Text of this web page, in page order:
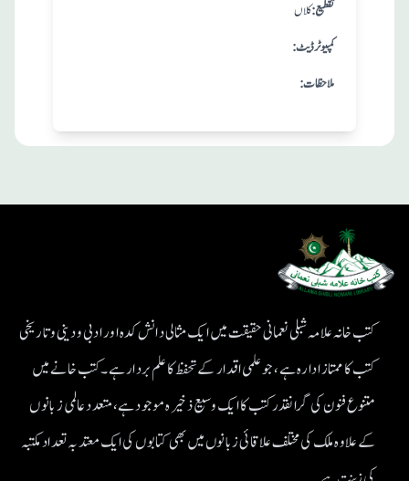
کلاں :تقطيع
:کمپیوٹر ڈیٹ
:ملاحظات
کتب خانہ علامہ شبلی نعمانی حقیقت میں ایک مثالی دانش کدہ اور ادبی ودینی و تاریخی
کتب کا ممتاز ادارہ ہے، جو علمی اقدار کے تحفظ کا علم بردار ہے۔کتب خانے میں
متنوع فنون کی گرانقدر کتب کا ایک وسیع ذخیرہ موجود ہے، متعدد عالمی زبانوں
کے علاوہ ملک کی مختلف علاقائی زبانوں میں بھی کتابوں کی ایک معتد بہ تعداد مکتبہ